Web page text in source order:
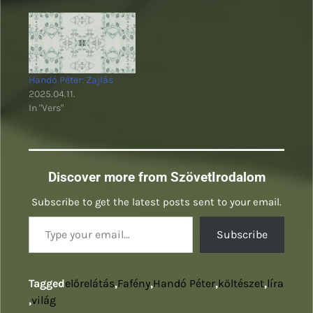
Handó Péter: Zajlás
2025.04.11.
In "Vers"
Discover more from SzövetIrodalom
Subscribe to get the latest posts sent to your email.
Type your email…
Subscribe
Taggedelőrelátás,Fafény,Handó Péter,költészet,líra
,világ